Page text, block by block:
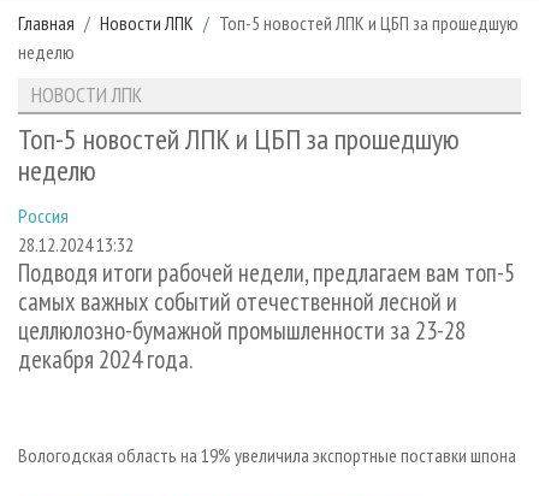
РУБРИКИ ЖУРНАЛА
ЛЕСОЗАГОТОВКА
ЛЕСОПИЛЕНИЕ
СУШКА ДРЕВЕСИНЫ
ПРОИЗВОДСТВО ДРЕВЕСНЫХ ПЛИТ
ДЕРЕВЯННОЕ ДОМОСТРОЕНИЕ
ПРОИЗВОДСТВО МЕБЕЛИ
НОВОСТИ
НОВОСТИ ЛПК
НОВОСТИ ЖУРНАЛА
ПРОЕКТЫ ЛПИ
АНАЛИТИКА
ПРЕДПРИЯТИЯ ЛПК
ПЕРСОНЫ
МОБИЛЬНЫЕ ВЫСТАВКИ
ОФИЦИАЛЬНЫЕ ДЕЛЕГАЦИИ
ПРИОРИТЕТНЫЕ ИНВЕСТПРОЕКТЫ
ГАЗЕТА ЛЕСПРОМФОРУМ
АРХИВ
АРХИВ ЖУРНАЛОВ
О ЖУРНАЛЕ
КОНТАКТЫ
РЕКЛАМОДАТЕЛЯМ
РЕКЛАМА
РЕКЛАМА НА САЙТЕ
Главная Новости ЛПК
Топ-5 новостей ЛПК и ЦБП за прошедшую
неделю
НОВОСТИ ЛПК
Топ-5 новостей ЛПК и ЦБП за прошедшую
неделю
Россия
28.12.2024 13:32
Подводя итоги рабочей недели, предлагаем вам топ-5
самых важных событий отечественной лесной и
целлюлозно-бумажной промышленности за 23-28
декабря 2024 года.
Вологодская область на 19% увеличила экспортные поставки шпона